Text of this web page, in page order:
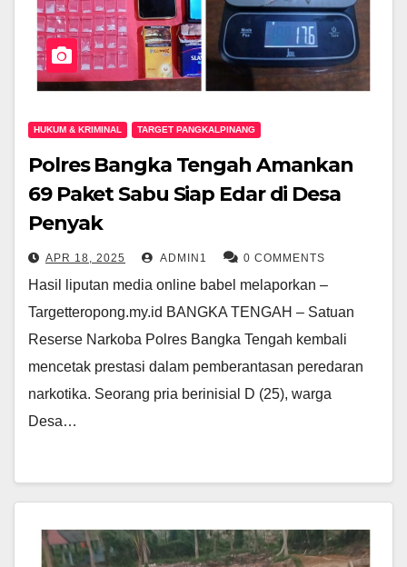
HUKUM & KRIMINAL TARGET PANGKALPINANG
Polres Bangka Tengah Amankan
69 Paket Sabu Siap Edar di Desa
Penyak
APR 18, 2025 ADMIN1 0 COMMENTS
Hasil liputan media online babel melaporkan –
Targetteropong.my.id BANGKA TENGAH – Satuan
Reserse Narkoba Polres Bangka Tengah kembali
mencetak prestasi dalam pemberantasan peredaran
narkotika. Seorang pria berinisial D (25), warga
Desa…